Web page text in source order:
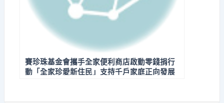
賽珍珠基金會攜手全家便利商店啟動零錢捐行
動「全家珍愛新住民」支持千戶家庭正向發展